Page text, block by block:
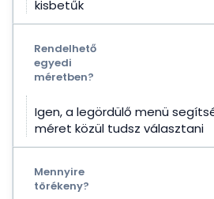
kisbetűk
Rendelhető
egyedi
méretben?
Igen, a legördülő menü
méret közül tudsz választani
Mennyire
törékeny?